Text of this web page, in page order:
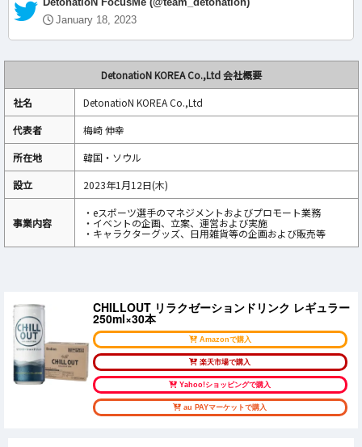
January 18, 2023
DetonatioN KOREA Co.,Ltd 会社概要
社名
DetonatioN KOREA Co.,Ltd
代表者
梅崎 伸幸
所在地
韓国・ソウル
設立
2023年1月12日(木)
事業内容
・eスポーツ選手のマネジメントおよびプロモート業務
・イベントの企画、立案、運営および実施
・キャラクターグッズ、日用雑貨等の企画および販売等
CHILLOUT リラクゼーションドリンク レギュラー
250ml×30本
Amazonで購入
楽天市場で購入
Yahoo!ショッピングで購入
au PAYマーケットで購入